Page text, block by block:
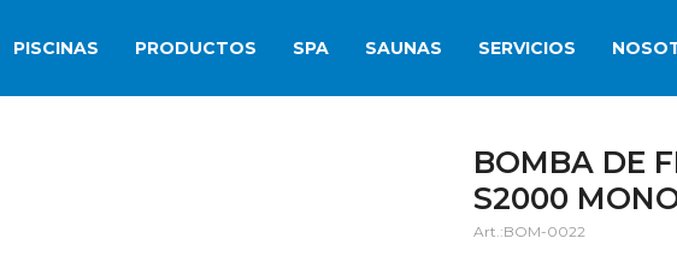
PISCINAS PRODUCTOS SPA SAUNAS SERVICIOS
BOMBA DE
S2000
BOM-0022